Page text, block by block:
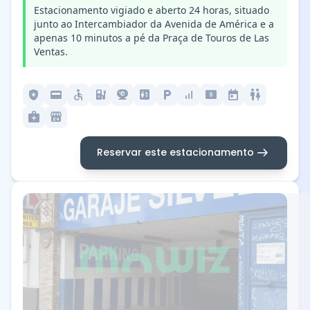
Estacionamento vigiado e aberto 24 horas, situado
junto ao Intercambiador da Avenida de América e a
apenas 10 minutos a pé da Praça de Touros de Las
Ventas.
local_police credit_card accessible ev_station camera_video elevator local_parking signal_cellular_alt local_atm today
wc
medical_services
local_convenience_store
Reservar este estacionamento arrow_right_alt